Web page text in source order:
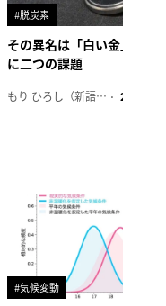
#脱炭素
その異名は「白い金」、リ
に二つの課題
もり ひろし（新語ウォッチャー） 2023年7
#気候変動